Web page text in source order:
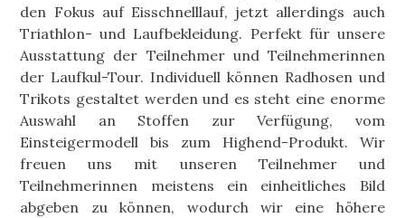
den Fokus auf Eisschnelllauf, jetzt allerdings auch
Triathlon- und Laufbekleidung. Perfekt für unsere
Ausstattung der Teilnehmer und Teilnehmerinnen
der Laufkul-Tour. Individuell können Radhosen und
Trikots gestaltet werden und es steht eine enorme
Auswahl an Stoffen zur Verfügung, vom
Einsteigermodell bis zum Highend-Produkt. Wir
freuen uns mit unseren Teilnehmer und
Teilnehmerinnen meistens ein einheitliches Bild
abgeben zu können, wodurch wir eine höhere